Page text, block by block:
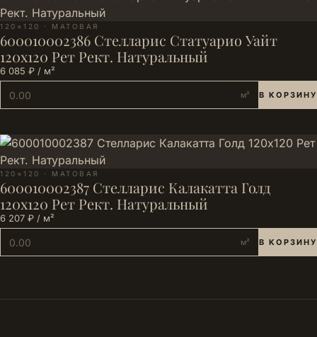
120×120 · МАТОВАЯ
600010002386 Стелларис Статуарио Уайт
120х120 Рет Рект. Натуральный
6 085 ₽ / м²
м² В КОРЗИНУ
120×120 · МАТОВАЯ
600010002387 Стелларис Калакатта Голд
120х120 Рет Рект. Натуральный
6 207 ₽ / м²
м² В КОРЗИНУ